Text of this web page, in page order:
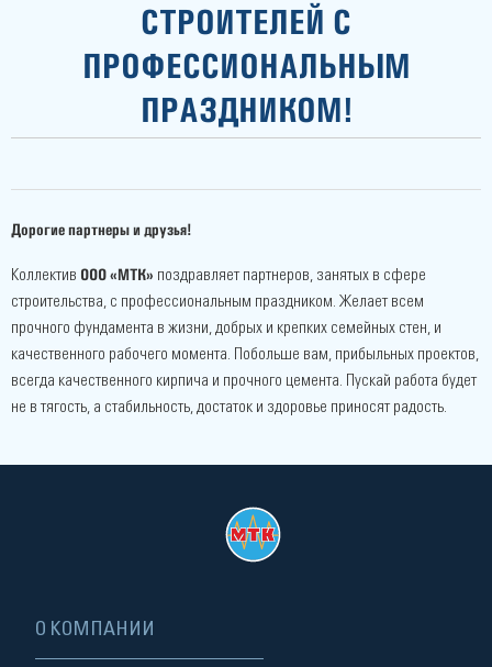
СТРОИТЕЛЕЙ С
ПРОФЕССИОНАЛЬНЫМ
ПРАЗДНИКОМ!
Дорогие партнеры и друзья!
Коллектив ООО «МТК» поздравляет партнеров, занятых в сфере
строительства, с профессиональным праздником. Желает всем
прочного фундамента в жизни, добрых и крепких семейных стен, и
качественного рабочего момента. Побольше вам, прибыльных проектов,
всегда качественного кирпича и прочного цемента. Пускай работа будет
не в тягость, а стабильность, достаток и здоровье приносят радость.
О КОМПАНИИ